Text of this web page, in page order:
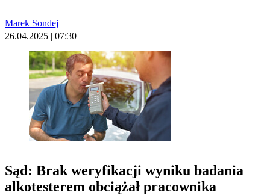
Marek Sondej
26.04.2025 | 07:30
Sąd: Brak weryfikacji wyniku badania
alkotesterem obciążał pracownika